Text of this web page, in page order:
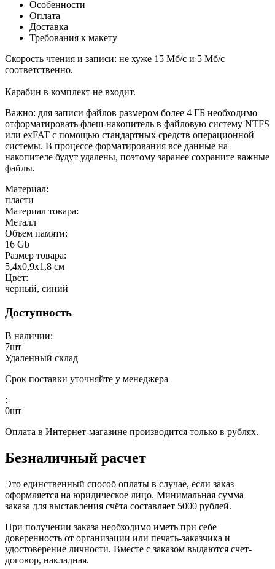
Особенности
Оплата
Доставка
Требования к макету
Скорость чтения и записи: не хуже 15 Мб/c и 5 Мб/с
соответственно.
Карабин в комплект не входит.
Важно: для записи файлов размером более 4 ГБ необходимо
отформатировать флеш-накопитель в файловую систему NTFS
или exFAT с помощью стандартных средств операционной
системы. В процессе форматирования все данные на
накопителе будут удалены, поэтому заранее сохраните важные
файлы.
Материал:
пласти
Материал товара:
Металл
Объем памяти:
16 Gb
Размер товара:
5,4х0,9х1,8 см
Цвет:
черный, синий
Доступность
В наличии:
7шт
Удаленный склад
Срок поставки уточняйте у менеджера
:
0шт
Оплата в Интернет-магазине производится только в рублях.
Безналичный расчет
Это единственный способ оплаты в случае, если заказ
оформляется на юридическое лицо. Минимальная сумма
заказа для выставления счёта составляет 5000 рублей.
При получении заказа необходимо иметь при себе
доверенность от организации или печать-заказчика и
удостоверение личности. Вместе с заказом выдаются счет-
договор, накладная.